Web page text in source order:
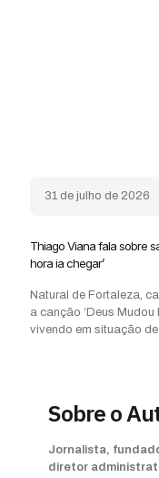
31 de julho de 2026
Thiago Viana fala sobre
hora ia chegar’
Natural de Fortaleza,
a canção ‘Deus
vivendo em situação
Sobre o
Jornalista,
diretor